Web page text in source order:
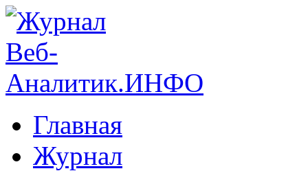
Главная
Журнал